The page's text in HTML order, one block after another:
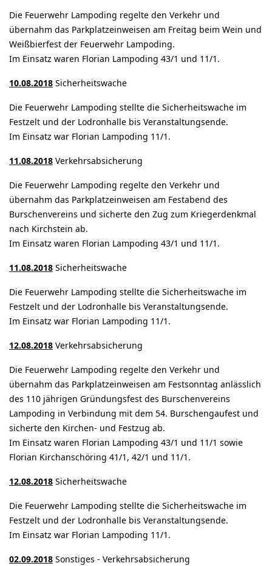
Die Feuerwehr Lampoding regelte den Verkehr und
übernahm das Parkplatzeinweisen am Freitag beim Wein und
Weißbierfest der Feuerwehr Lampoding.
Im Einsatz waren Florian Lampoding 43/1 und 11/1.
10.08.2018 Sicherheitswache
Die Feuerwehr Lampoding stellte die Sicherheitswache im
Festzelt und der Lodronhalle bis Veranstaltungsende.
Im Einsatz war Florian Lampoding 11/1.
11.08.2018 Verkehrsabsicherung
Die Feuerwehr Lampoding regelte den Verkehr und
übernahm das Parkplatzeinweisen am Festabend des
Burschenvereins und sicherte den Zug zum Kriegerdenkmal
nach Kirchstein ab.
Im Einsatz waren Florian Lampoding 43/1 und 11/1.
11.08.2018 Sicherheitswache
Die Feuerwehr Lampoding stellte die Sicherheitswache im
Festzelt und der Lodronhalle bis Veranstaltungsende.
Im Einsatz war Florian Lampoding 11/1.
12.08.2018 Verkehrsabsicherung
Die Feuerwehr Lampoding regelte den Verkehr und
übernahm das Parkplatzeinweisen am Festsonntag anlässlich
des 110 jährigen Gründungsfest des Burschenvereins
Lampoding in Verbindung mit dem 54. Burschengaufest und
sicherte den Kirchen- und Festzug ab.
Im Einsatz waren Florian Lampoding 43/1 und 11/1 sowie
Florian Kirchanschöring 41/1, 42/1 und 11/1.
12.08.2018 Sicherheitswache
Die Feuerwehr Lampoding stellte die Sicherheitswache im
Festzelt und der Lodronhalle bis Veranstaltungsende.
Im Einsatz war Florian Lampoding 11/1.
02.09.2018 Sonstiges - Verkehrsabsicherung